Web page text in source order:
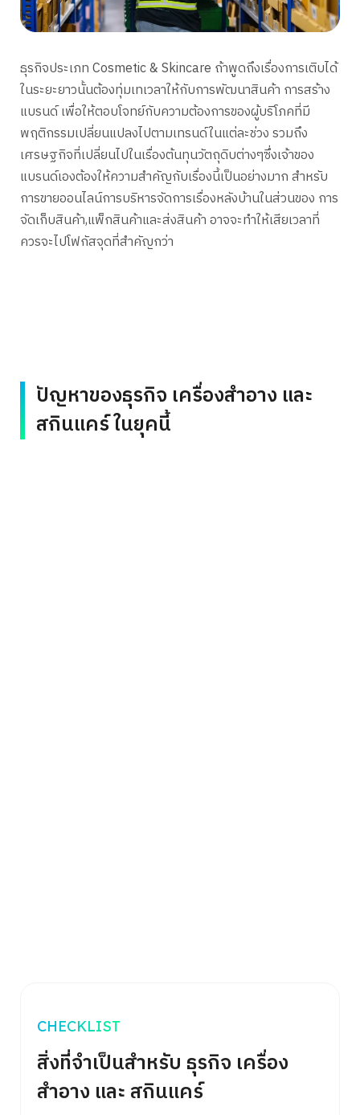
ธุรกิจประเภท Cosmetic & Skincare ถ้าพูดถึงเรื่องการเติบได้
ในระยะยาวนั้นต้องทุ่มเทเวลาให้กับการพัฒนาสินค้า การสร้าง
แบรนด์ เพื่อให้ตอบโจทย์กับความต้องการของผู้บริโภคที่มี
พฤติกรรมเปลี่ยนแปลงไปตามเทรนด์ในแต่ละช่วง รวมถึง
เศรษฐกิจที่เปลี่ยนไปในเรื่องต้นทุนวัตถุดิบต่างๆซึ่งเจ้าของ
แบรนด์เองต้องให้ความสำคัญกับเรื่องนี้เป็นอย่างมาก สำหรับ
การขายออนไลน์การบริหารจัดการเรื่องหลังบ้านในส่วนของ การ
จัดเก็บสินค้า,แพ็กสินค้าและส่งสินค้า อาจจะทำให้เสียเวลาที่
ควรจะไปโฟกัสจุดที่สำคัญกว่า
ปัญหาของธุรกิจ เครื่องสำอาง และ
สกินแคร์ ในยุคนี้
CHECKLIST
สิ่งที่จำเป็นสำหรับ ธุรกิจ เครื่อง
สำอาง และ สกินแคร์